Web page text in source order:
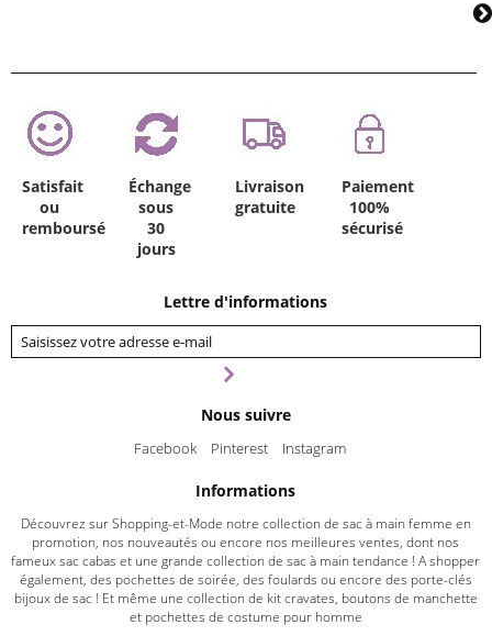
Satisfait
ou
remboursé
Échange
sous
30
jours
Livraison
gratuite
Paiement
100%
sécurisé
Lettre d'informations
Nous suivre
Facebook Pinterest Instagram
Informations
Découvrez sur Shopping-et-Mode notre collection de sac à main femme en
promotion, nos nouveautés ou encore nos meilleures ventes, dont nos
fameux sac cabas et une grande collection de sac à main tendance ! A shopper
également, des pochettes de soirée, des foulards ou encore des porte-clés
bijoux de sac ! Et même une collection de kit cravates, boutons de manchette
et pochettes de costume pour homme